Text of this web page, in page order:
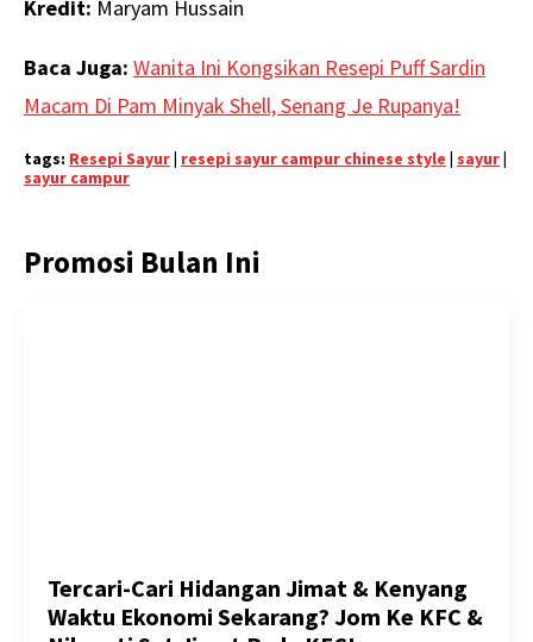
Kredit: Maryam Hussain
Baca Juga: Wanita Ini Kongsikan Resepi Puff Sardin
Macam Di Pam Minyak Shell, Senang Je Rupanya!
tags: Resepi Sayur| resepi sayur campur chinese style | sayur|
sayur campur
Promosi Bulan Ini
Tercari-Cari Hidangan Jimat & Kenyang
Waktu Ekonomi Sekarang? Jom Ke KFC &